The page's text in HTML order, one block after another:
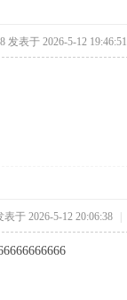
发表于 2026-5-12 19:46:51
表于 2026-5-12 20:06:38